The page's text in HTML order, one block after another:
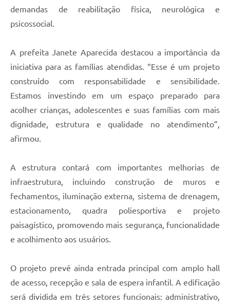
demandas de reabilitação física, neurológica e
psicossocial.
A prefeita Janete Aparecida destacou a importância da
iniciativa para as famílias atendidas. “Esse é um projeto
construído com responsabilidade e sensibilidade.
Estamos investindo em um espaço preparado para
acolher crianças, adolescentes e suas famílias com mais
dignidade, estrutura e qualidade no atendimento”,
afirmou.
A estrutura contará com importantes melhorias de
infraestrutura, incluindo construção de muros e
fechamentos, iluminação externa, sistema de drenagem,
estacionamento, quadra poliesportiva e projeto
paisagístico, promovendo mais segurança, funcionalidade
e acolhimento aos usuários.
O projeto prevê ainda entrada principal com amplo hall
de acesso, recepção e sala de espera infantil. A edificação
será dividida em três setores funcionais: administrativo,